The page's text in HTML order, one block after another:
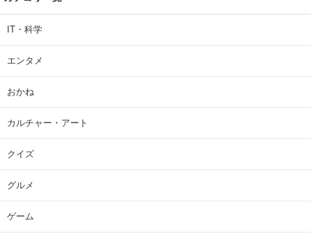
IT・科学
エンタメ
おかね
カルチャー・アート
クイズ
グルメ
ゲーム